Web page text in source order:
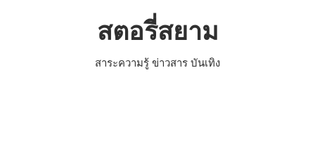
สตอรี่สยาม
สาระความรู้ ข่าวสาร บันเทิง